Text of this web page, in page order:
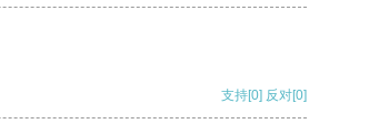
支持[0] 反对[0]